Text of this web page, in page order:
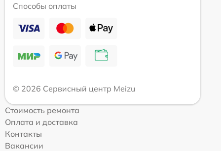
Способы оплаты
© 2026 Сервисный центр Meizu
Стоимость ремонта
Оплата и доставка
Контакты
Вакансии